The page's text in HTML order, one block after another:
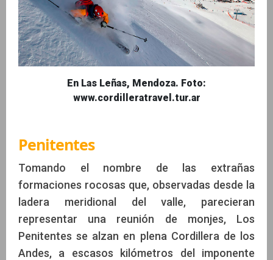
En Las Leñas, Mendoza. Foto:
www.cordilleratravel.tur.ar
Penitentes
Tomando el nombre de las extrañas
formaciones rocosas que, observadas desde la
ladera meridional del valle, parecieran
representar una reunión de monjes, Los
Penitentes se alzan en plena Cordillera de los
Andes, a escasos kilómetros del imponente